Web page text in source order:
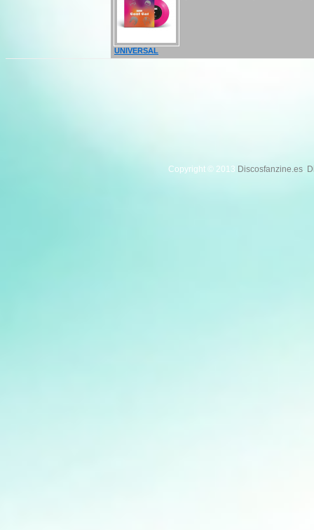
UNIVERSAL
Copyright © 2013 Discosfanzine.es.